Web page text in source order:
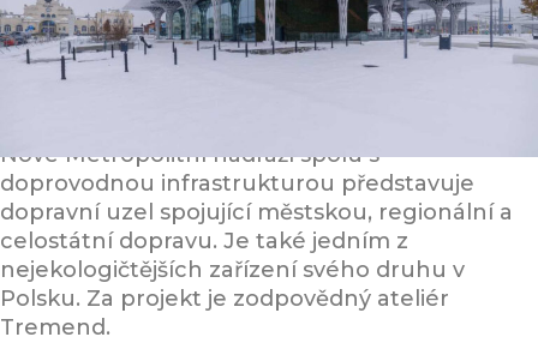
Nové Metropolitní nádraží spolu s
doprovodnou infrastrukturou představuje
dopravní uzel spojující městskou, regionální a
celostátní dopravu. Je také jedním z
nejekologičtějších zařízení svého druhu v
Polsku. Za projekt je zodpovědný ateliér
Tremend.